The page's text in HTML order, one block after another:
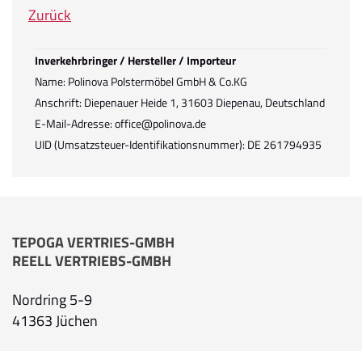
Zurück
Inverkehrbringer / Hersteller / Importeur
Name: Polinova Polstermöbel GmbH & Co.KG
Anschrift: Diepenauer Heide 1, 31603 Diepenau, Deutschland
E-Mail-Adresse: office@polinova.de
UID (Umsatzsteuer-Identifikationsnummer): DE 261794935
TEPOGA VERTRIES-GMBH
REELL VERTRIEBS-GMBH
Nordring 5-9
41363 Jüchen